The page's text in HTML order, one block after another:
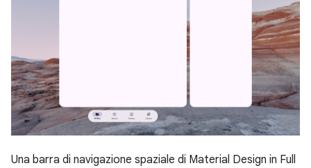
Una barra di navigazione spaziale di Material Design in Full